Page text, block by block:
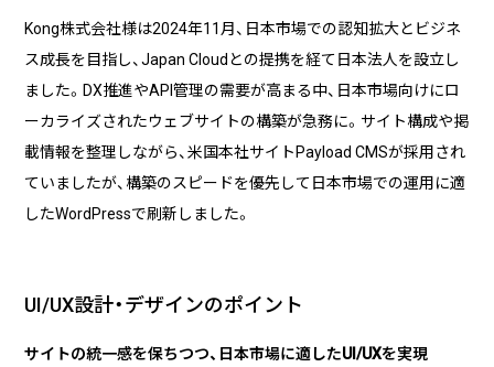
Kong株式会社様は2024年11月、日本市場での認知拡大とビジネ
ス成長を目指し、Japan Cloudとの提携を経て日本法人を設立し
ました。DX推進やAPI管理の需要が高まる中、日本市場向けにロ
ーカライズされたウェブサイトの構築が急務に。サイト構成や掲
載情報を整理しながら、米国本社サイトPayload CMSが採用され
ていましたが、構築のスピードを優先して日本市場での運用に適
したWordPressで刷新しました。
UI/UX設計・デザインのポイント
サイトの統一感を保ちつつ、日本市場に適したUI/UXを実現